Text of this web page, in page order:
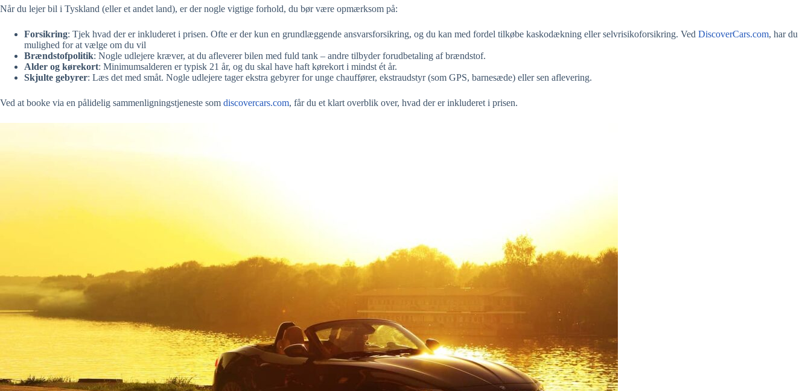
Når du lejer bil i Tyskland (eller et andet land), er der nogle vigtige forhold, du bør være opmærksom på:
Forsikring: Tjek hvad der er inkluderet i prisen. Ofte er der kun en grundlæggende ansvarsforsikring, og du kan med fordel tilkøbe kaskodækning eller selvrisikoforsikring. Ved DiscoverCars.com, har du
mulighed for at vælge om du vil
Brændstofpolitik: Nogle udlejere kræver, at du afleverer bilen med fuld tank – andre tilbyder forudbetaling af brændstof.
Alder og kørekort: Minimumsalderen er typisk 21 år, og du skal have haft kørekort i mindst ét år.
Skjulte gebyrer: Læs det med småt. Nogle udlejere tager ekstra gebyrer for unge chauffører, ekstraudstyr (som GPS, barnesæde) eller sen aflevering.
Ved at booke via en pålidelig sammenligningstjeneste som discovercars.com, får du et klart overblik over, hvad der er inkluderet i prisen.